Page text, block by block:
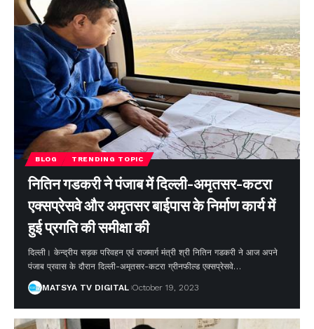
BLOG TRENDING TOPIC
नितिन गडकरी ने पंजाब में दिल्ली-अमृतसर-कटरा
एक्सप्रेसवे और अमृतसर बाईपास के निर्माण कार्य में
हुई प्रगति की समीक्षा की
दिल्ली। केन्द्रीय सड़क परिवहन एवं राजमार्ग मंत्री श्री नितिन गडकरी ने आज अपने
पंजाब प्रवास के दौरान दिल्ली-अमृतसर-कटरा ग्रीनफील्ड एक्सप्रेसवे…
MATSYA TV DIGITAL October 19, 2023